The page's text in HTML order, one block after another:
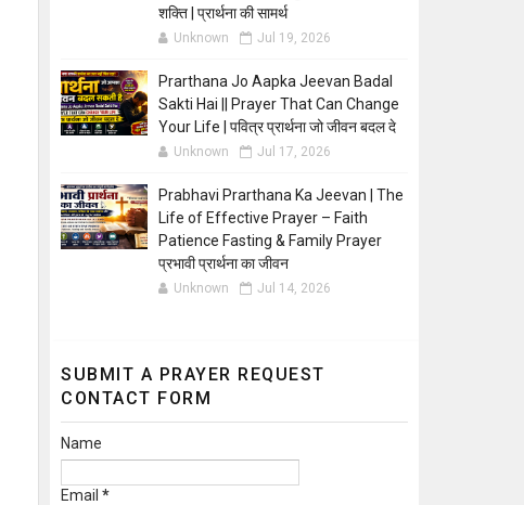
शक्ति | प्रार्थना की सामर्थ
Unknown Jul 19, 2026
Prarthana Jo Aapka Jeevan Badal
Sakti Hai || Prayer That Can Change
Your Life | पवित्र प्रार्थना जो जीवन बदल दे
Unknown Jul 17, 2026
Prabhavi Prarthana Ka Jeevan | The
Life of Effective Prayer – Faith
Patience Fasting & Family Prayer
प्रभावी प्रार्थना का जीवन
Unknown Jul 14, 2026
SUBMIT A PRAYER REQUEST
CONTACT FORM
Name
Email *